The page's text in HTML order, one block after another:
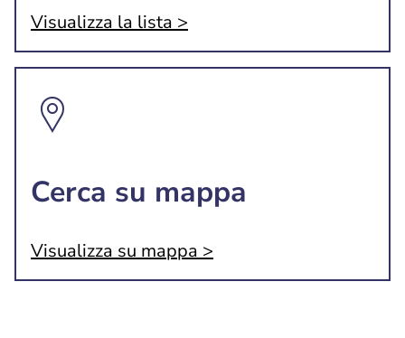
Visualizza la lista >
Cerca su mappa
Visualizza su mappa >